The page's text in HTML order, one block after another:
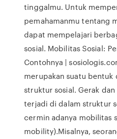
tinggalmu. Untuk
pemahamanmu tentang
dapat mempelajari
sosial. Mobilitas Sosial:
Contohnya |
merupakan suatu bentuk
struktur sosial. Gerak
terjadi di dalam struktur
cermin adanya mobilitas
mobility).Misalnya,